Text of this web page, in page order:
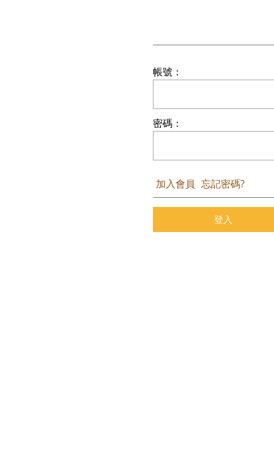
帳號：
密碼：
加入會員 忘記密碼?